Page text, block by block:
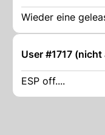
Wieder eine
User #1717
ESP off....